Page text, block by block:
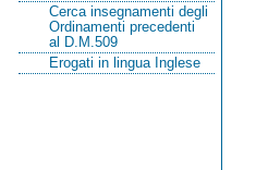
Cerca insegnamenti degli
Ordinamenti precedenti
al D.M.509
Erogati in lingua Inglese